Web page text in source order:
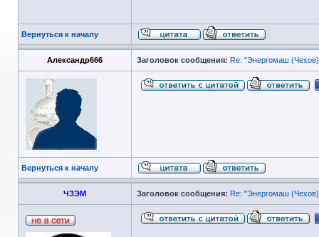
Вернуться к началу
Александр666 Заголовок сообщения: Re: "Энергомаш
Вернуться к началу
ЧЗЭМ Заголовок сообщения: Re: "Энергомаш